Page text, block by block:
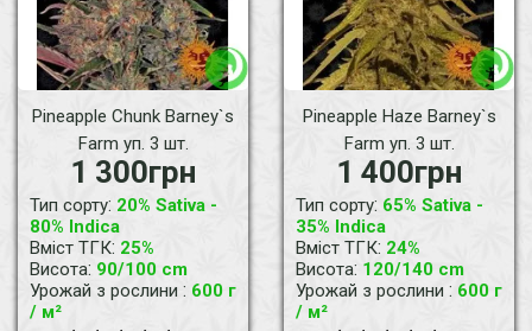
Pineapple Chunk Barney`s
Farm уп. 3 шт.
1 300грн
Тип сорту: 20% Sativa -
80% Indica
Вміст ТГК: 25%
Висота: 90/100 cm
Урожай з рослини : 600 г
/ м²
Pineapple Haze Barney`s
Farm уп. 3 шт.
1 400грн
Тип сорту: 65% Sativa -
35% Indica
Вміст ТГК: 24%
Висота: 120/140 cm
Урожай з рослини : 600 г
/ м²